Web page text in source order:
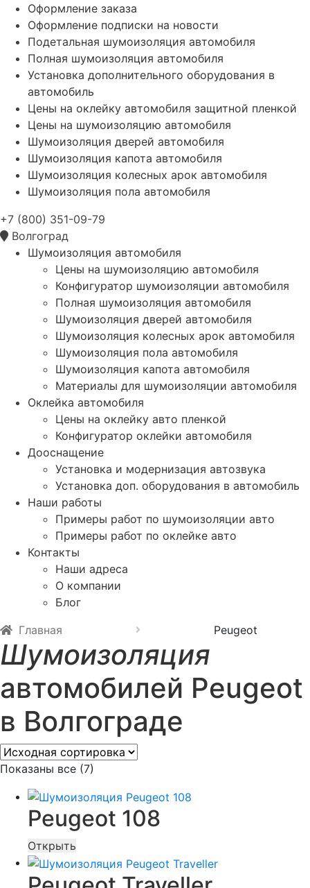
Оформление заказа
Оформление подписки на новости
Подетальная шумоизоляция автомобиля
Полная шумоизоляция автомобиля
Установка дополнительного оборудования в
автомобиль
Цены на оклейку автомобиля защитной пленкой
Цены на шумоизоляцию автомобиля
Шумоизоляция дверей автомобиля
Шумоизоляция капота автомобиля
Шумоизоляция колесных арок автомобиля
Шумоизоляция пола автомобиля
+7 (800) 351-09-79
Волгоград
Шумоизоляция автомобиля
Цены на шумоизоляцию автомобиля
Конфигуратор шумоизоляции автомобиля
Полная шумоизоляция автомобиля
Шумоизоляция дверей автомобиля
Шумоизоляция колесных арок автомобиля
Шумоизоляция пола автомобиля
Шумоизоляция капота автомобиля
Материалы для шумоизоляции автомобиля
Оклейка автомобиля
Цены на оклейку авто пленкой
Конфигуратор оклейки автомобиля
Дооснащение
Установка и модернизация автозвука
Установка доп. оборудования в автомобиль
Наши работы
Примеры работ по шумоизоляции авто
Примеры работ по оклейке авто
Контакты
Наши адреса
О компании
Блог
Главная
Peugeot
Шумоизоляция
автомобилей Peugeot
в Волгограде
Показаны все (7)
Peugeot 108
Открыть